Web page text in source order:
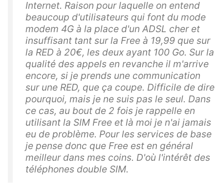
Internet. Raison pour laquelle on entend
beaucoup d'utilisateurs qui font du mode
modem 4G à la place d'un ADSL cher et
insuffisant tant sur la Free à 19,99 que sur
la RED à 20€, les deux ayant 100 Go. Sur la
qualité des appels en revanche il m'arrive
encore, si je prends une communication
sur une RED, que ça coupe. Difficile de dire
pourquoi, mais je ne suis pas le seul. Dans
ce cas, au bout de 2 fois je rappelle en
utilisant la SIM Free et là moi je n'ai jamais
eu de problème. Pour les services de base
je pense donc que Free est en général
meilleur dans mes coins. D'où l'intérêt des
téléphones double SIM.